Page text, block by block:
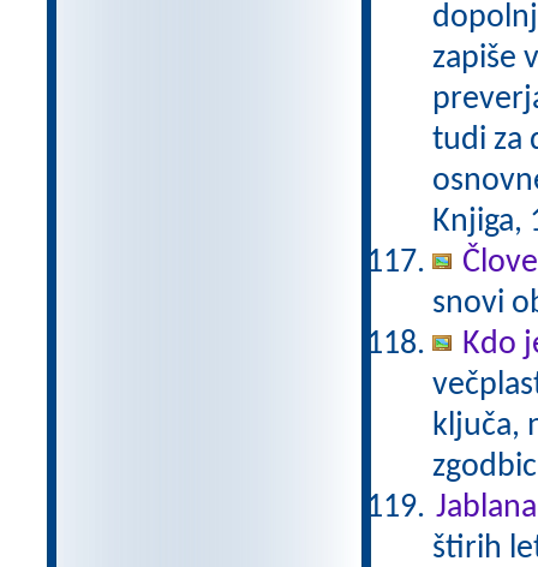
zapiše
tudi za
Knjiga,
snovi
Kdo
ključa,
štirih